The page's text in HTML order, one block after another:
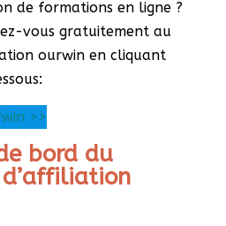
de formations en ligne ?
vous gratuitement au
ourwin en cliquant
>>
bord du